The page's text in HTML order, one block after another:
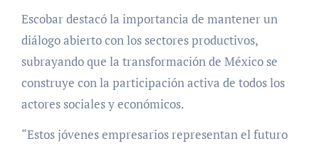
Escobar destacó la importancia de mantener un
diálogo abierto con los sectores productivos,
subrayando que la transformación de México se
construye con la participación activa de todos los
actores sociales y económicos.
“Estos jóvenes empresarios representan el futuro